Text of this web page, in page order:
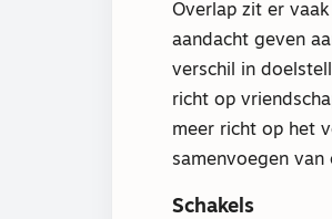
Overlap zit er
aandacht geven
verschil in
richt op
meer richt op het
samenvoegen van
Schakels